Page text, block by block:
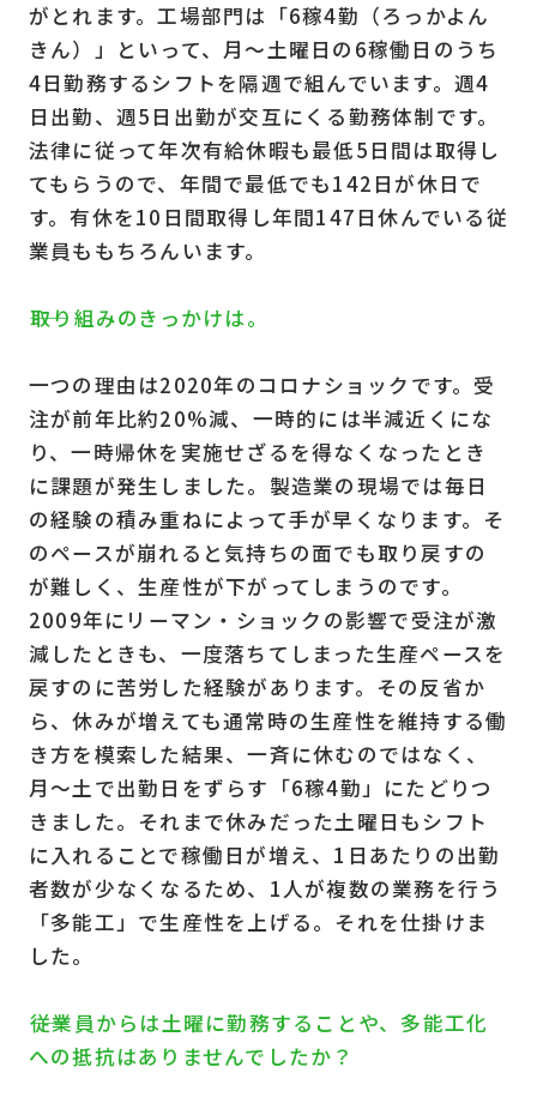
がとれます。工場部門は「6稼4勤（ろっかよん
きん）」といって、月〜土曜日の6稼働日のうち
4日勤務するシフトを隔週で組んでいます。週4
日出勤、週5日出勤が交互にくる勤務体制です。
法律に従って年次有給休暇も最低5日間は取得し
てもらうので、年間で最低でも142日が休日で
す。有休を10日間取得し年間147日休んでいる従
業員ももちろんいます。
――取り組みのきっかけは。
一つの理由は2020年のコロナショックです。受
注が前年比約20%減、一時的には半減近くにな
り、一時帰休を実施せざるを得なくなったとき
に課題が発生しました。製造業の現場では毎日
の経験の積み重ねによって手が早くなります。そ
のペースが崩れると気持ちの面でも取り戻すの
が難しく、生産性が下がってしまうのです。
2009年にリーマン・ショックの影響で受注が激
減したときも、一度落ちてしまった生産ペースを
戻すのに苦労した経験があります。その反省か
ら、休みが増えても通常時の生産性を維持する働
き方を模索した結果、一斉に休むのではなく、
月〜土で出勤日をずらす「6稼4勤」にたどりつ
きました。それまで休みだった土曜日もシフト
に入れることで稼働日が増え、1日あたりの出勤
者数が少なくなるため、1人が複数の業務を行う
「多能工」で生産性を上げる。それを仕掛けま
した。
――従業員からは土曜に勤務することや、多能工化
への抵抗はありませんでしたか？